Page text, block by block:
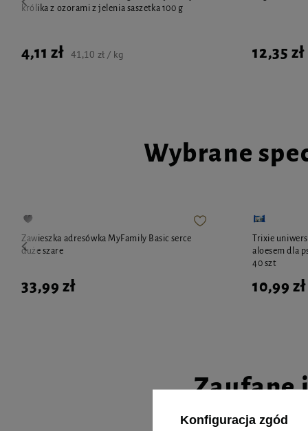
królika z ozorami z jelenia saszetka 100 g
4,11 zł 41,10 zł / kg 12,35 zł
Wybrane
Zawieszka adresówka MyFamily Basic serce
duże szare
33,99 zł
Trixie
aloesem dla
40 szt
10,99 zł
Zaufane
Konfiguracja zgód